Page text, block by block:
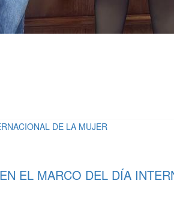
EL MARCO DEL DÍA